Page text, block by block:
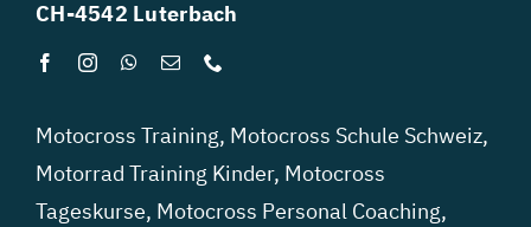
CH-4542 Luterbach
Motocross Training, Motocross Schule Schweiz,
Motorrad Training Kinder, Motocross
Tageskurse, Motocross Personal Coaching,